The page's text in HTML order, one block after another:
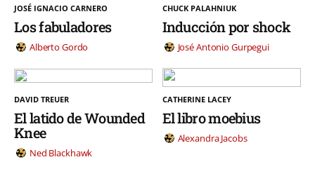
JOSÉ IGNACIO CARNERO
Los fabuladores
Alberto Gordo
CHUCK PALAHNIUK
Inducción por shock
José Antonio Gurpegui
DAVID TREUER
El latido de Wounded
Knee
Ned Blackhawk
CATHERINE LACEY
El libro moebius
Alexandra Jacobs